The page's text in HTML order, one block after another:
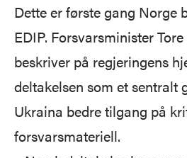
Dette er første gang Norge
EDIP. Forsvarsminister
beskriver på regjeringens
deltakelsen som et sentralt
Ukraina bedre tilgang på
forsvarsmateriell.